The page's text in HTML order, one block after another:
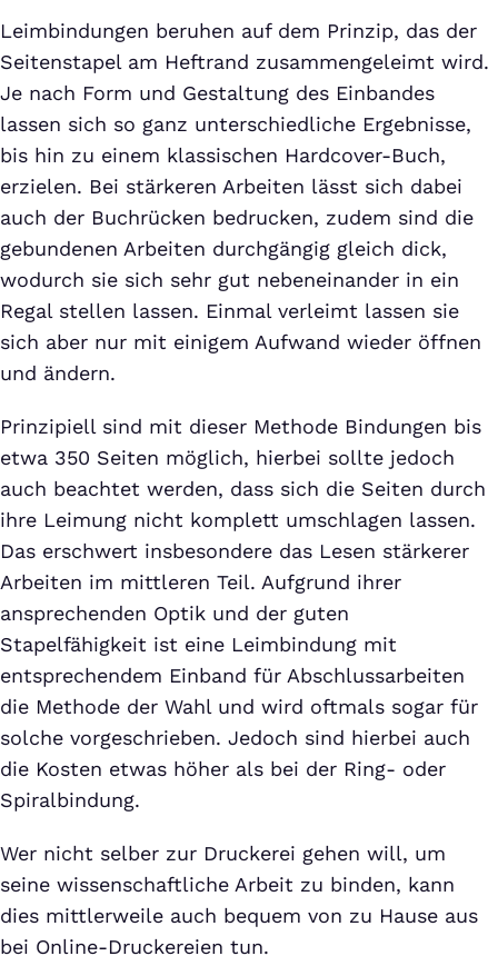
Leimbindungen beruhen auf dem Prinzip, das der
Seitenstapel am Heftrand zusammengeleimt wird.
Je nach Form und Gestaltung des Einbandes
lassen sich so ganz unterschiedliche Ergebnisse,
bis hin zu einem klassischen Hardcover-Buch,
erzielen. Bei stärkeren Arbeiten lässt sich dabei
auch der Buchrücken bedrucken, zudem sind die
gebundenen Arbeiten durchgängig gleich dick,
wodurch sie sich sehr gut nebeneinander in ein
Regal stellen lassen. Einmal verleimt lassen sie
sich aber nur mit einigem Aufwand wieder öffnen
und ändern.
Prinzipiell sind mit dieser Methode Bindungen bis
etwa 350 Seiten möglich, hierbei sollte jedoch
auch beachtet werden, dass sich die Seiten durch
ihre Leimung nicht komplett umschlagen lassen.
Das erschwert insbesondere das Lesen stärkerer
Arbeiten im mittleren Teil. Aufgrund ihrer
ansprechenden Optik und der guten
Stapelfähigkeit ist eine Leimbindung mit
entsprechendem Einband für Abschlussarbeiten
die Methode der Wahl und wird oftmals sogar für
solche vorgeschrieben. Jedoch sind hierbei auch
die Kosten etwas höher als bei der Ring- oder
Spiralbindung.
Wer nicht selber zur Druckerei gehen will, um
seine wissenschaftliche Arbeit zu binden, kann
dies mittlerweile auch bequem von zu Hause aus
bei Online-Druckereien tun.